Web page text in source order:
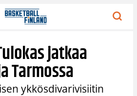
jatkaa
Tarmossa
ykkösdivarivisiitin